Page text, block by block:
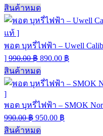
สินค้าหมด
พอต บุหรี่ไฟฟ้า – Uwell
] 990.00฿ 890.00 ฿
สินค้าหมด
พอต บุหรี่ไฟฟ้า – SMOK
990.00฿ 950.00 ฿
สินค้าหมด